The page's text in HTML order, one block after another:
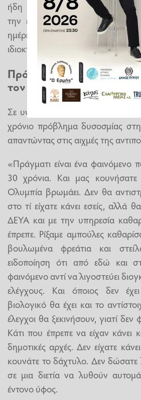
ήδη ολοκληρωθεί το πρακτικό
την ενοικίαση δύο χώρων και
ημέρες θα γίνουν οι σχετικές
ιδιοκτήτες.
Πρόστιμα σε όσους δεν
τον βιολογικό
Σε υψηλούς τόνους κινήθηκε ο
χρόνιο πρόβλημα δυσοσμίας
απαντώντας στις αιχμές της
«Πράγματι είναι ένα φαινόμενο
30 χρόνια. Και μας
Ολυμπία βρωμάει. Δεν θα
στο τί είχατε κάνει εσείς, αλλά
ΔΕΥΑ και με την υπηρεσία
έπρεπε. Ρίξαμε αμπούλες
βουλωμένα φρεάτια και
ειδοποίηση ότι από εδώ και
φαινόμενο αντί να λιγοστεύει
ελέγχους. Και όποιος δεν
βιολογικό θα έχει και το
έλεγχοι θα ξεκινήσουν, γιατί
Κάτι που έπρεπε να είχαν κάνει
δημοτικές αρχές. Δεν είχατε
κουνάτε το δάχτυλο. Δεν δώσατε
σε μια διετία να λυθούν
έντονο ύφος.